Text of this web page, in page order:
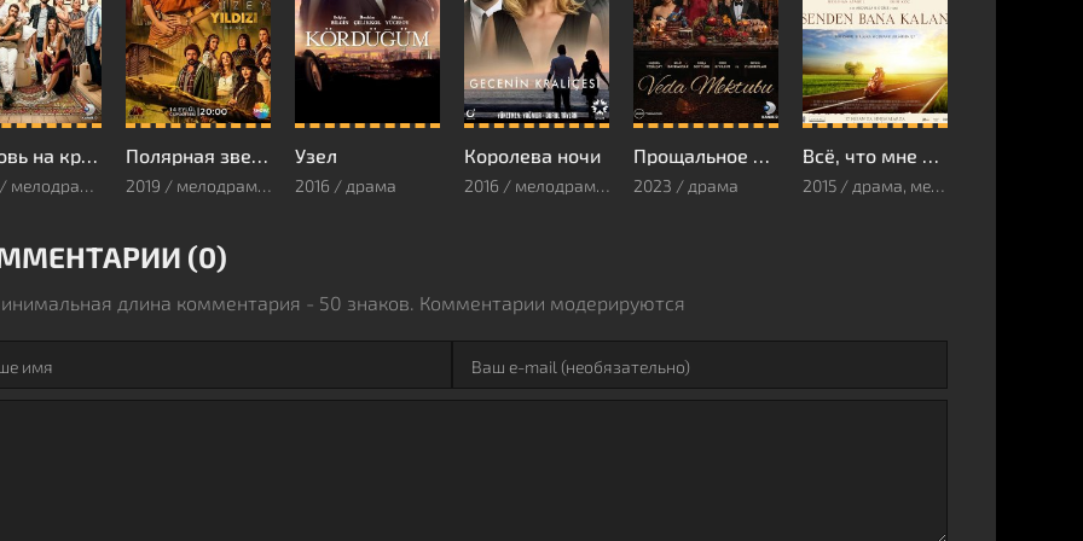
Любовь на крыше
2020 / мелодрама, комедия, семейный
Полярная звезда
2019 / мелодрама, комедия
Узел
2016 / драма
Королева ночи
2016 / мелодрама, драма, боевик
Прощальное письмо
2023 / драма
Всё, что мне осталось от тебя
2015 / драма, мелодрама
(0)
длина комментария - 50 знаков. Комментарии модерируются